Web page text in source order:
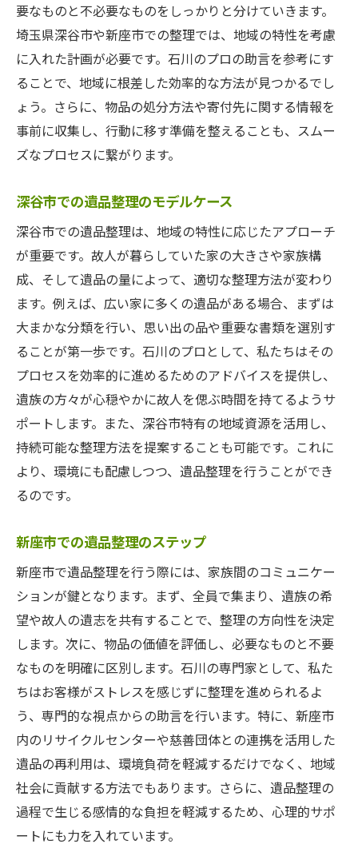
要なものと不必要なものをしっかりと分けていきます。
埼玉県深谷市や新座市での整理では、地域の特性を考慮
に入れた計画が必要です。石川のプロの助言を参考にす
ることで、地域に根差した効率的な方法が見つかるでし
ょう。さらに、物品の処分方法や寄付先に関する情報を
事前に収集し、行動に移す準備を整えることも、スムー
ズなプロセスに繋がります。
深谷市での遺品整理のモデルケース
深谷市での遺品整理は、地域の特性に応じたアプローチ
が重要です。故人が暮らしていた家の大きさや家族構
成、そして遺品の量によって、適切な整理方法が変わり
ます。例えば、広い家に多くの遺品がある場合、まずは
大まかな分類を行い、思い出の品や重要な書類を選別す
ることが第一歩です。石川のプロとして、私たちはその
プロセスを効率的に進めるためのアドバイスを提供し、
遺族の方々が心穏やかに故人を偲ぶ時間を持てるようサ
ポートします。また、深谷市特有の地域資源を活用し、
持続可能な整理方法を提案することも可能です。これに
より、環境にも配慮しつつ、遺品整理を行うことができ
るのです。
新座市での遺品整理のステップ
新座市で遺品整理を行う際には、家族間のコミュニケー
ションが鍵となります。まず、全員で集まり、遺族の希
望や故人の遺志を共有することで、整理の方向性を決定
します。次に、物品の価値を評価し、必要なものと不要
なものを明確に区別します。石川の専門家として、私た
ちはお客様がストレスを感じずに整理を進められるよ
う、専門的な視点からの助言を行います。特に、新座市
内のリサイクルセンターや慈善団体との連携を活用した
遺品の再利用は、環境負荷を軽減するだけでなく、地域
社会に貢献する方法でもあります。さらに、遺品整理の
過程で生じる感情的な負担を軽減するため、心理的サポ
ートにも力を入れています。